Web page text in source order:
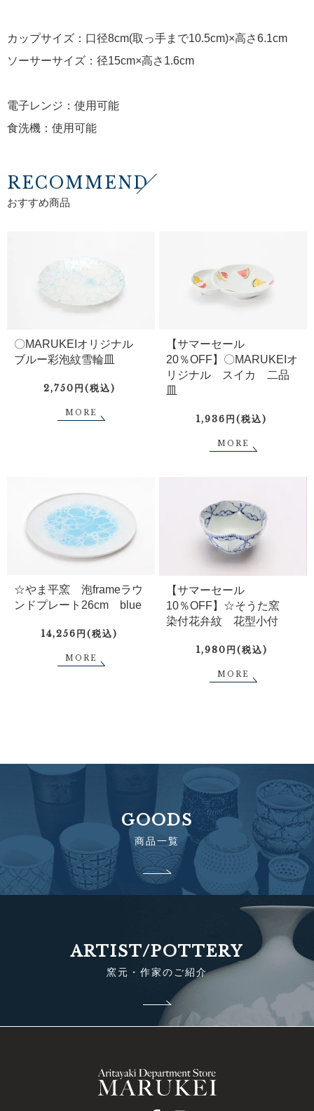
カップサイズ：口径8cm(取っ手まで10.5cm)×高さ6.1cm
ソーサーサイズ：径15cm×高さ1.6cm
電子レンジ：使用可能
食洗機：使用可能
RECOMMEND
おすすめ商品
〇MARUKEIオリジナル
ブルー彩泡紋雪輪皿
2,750円(税込)
MORE
【サマーセール
20％OFF】〇MARUKEIオ
リジナル スイカ 二品
皿
1,936円(税込)
MORE
☆やま平窯 泡frameラウ
ンドプレート26cm blue
14,256円(税込)
MORE
【サマーセール
10％OFF】☆そうた窯
染付花弁紋 花型小付
1,980円(税込)
MORE
GOODS
商品一覧
ARTIST/POTTERY
窯元・作家のご紹介